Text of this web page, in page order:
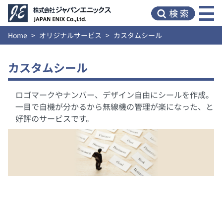
Home オリジナルサービス カスタムシール
カスタムシール
ロゴマークやナンバー、デザイン自由にシールを作成。
一目で自機が分かるから無線機の管理が楽になった、と
好評のサービスです。